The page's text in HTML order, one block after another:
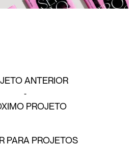
ANTERIOR
PROJETO
PARA PROJETOS